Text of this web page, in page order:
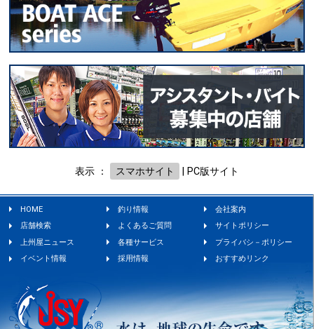
表示 ： スマホサイト PC版サイト
HOME 釣り情報
会社案内
店舗検索
よくあるご質問
サイトポリシー
上州屋ニュース
各種サービス
プライバシ－ポリシー
イベント情報
採用情報 おすすめリンク